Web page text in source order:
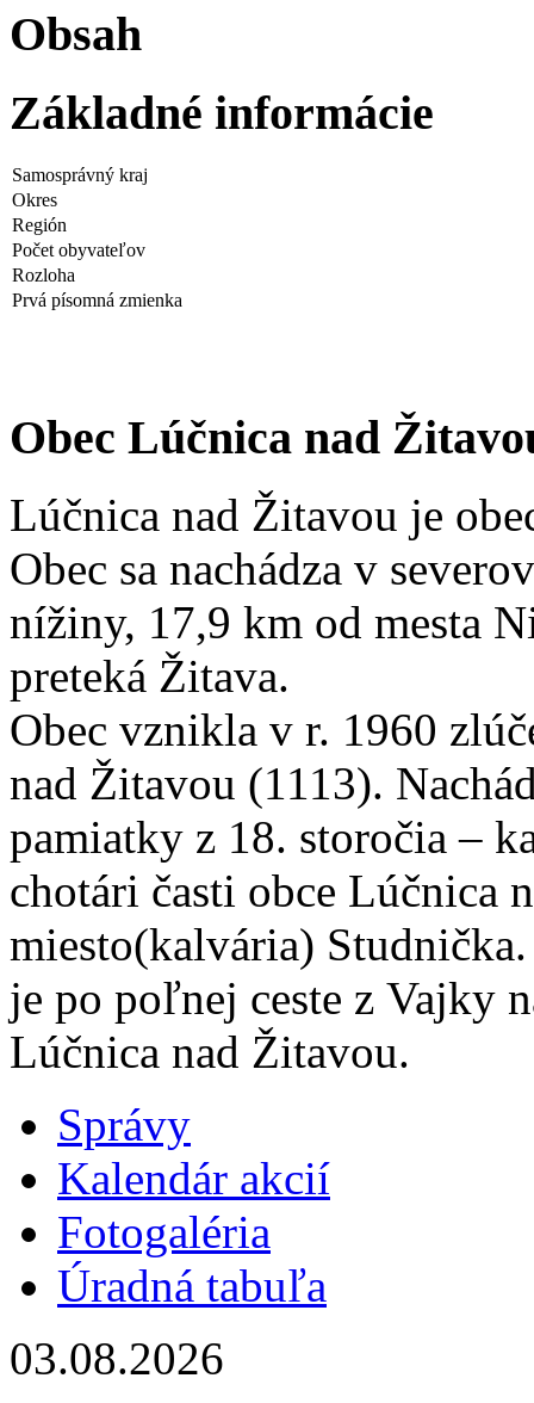
Obsah
Základné informácie
Samosprávný kraj
Okres
Región
Počet obyvateľov
Rozloha
Prvá písomná zmienka
Obec Lúčnica nad
Lúčnica nad Žitavou je
Obec sa nachádza v
nížiny, 17,9 km od mesta
preteká Žitava.
Obec vznikla v r. 1960
nad Žitavou (1113).
pamiatky z 18. storočia –
chotári časti obce Lúčnica
miesto(kalvária)
je po poľnej ceste z Vajky
Lúčnica nad Žitavou.
Správy
Kalendár akcií
Fotogaléria
Úradná tabuľa
03.08.2026